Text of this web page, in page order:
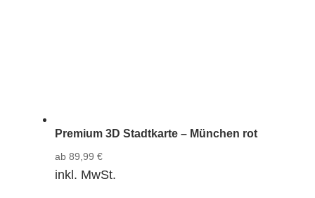
Premium 3D Stadtkarte – München rot
ab 89,99 €
inkl. MwSt.